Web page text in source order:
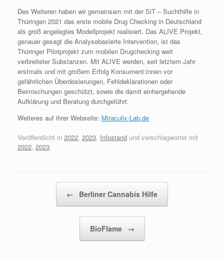
Des Weiteren haben wir gemeinsam mit der SiT – Suchthilfe in
Thüringen 2021 das erste mobile Drug Checking in Deutschland
als groß angelegtes Modellprojekt realisiert. Das ALIVE Projekt,
genauer gesagt die Analysebasierte Intervention, ist das
Thüringer Pilotprojekt zum mobilen Drugchecking weit
verbreiteter Substanzen. Mit ALIVE werden, seit letztem Jahr
erstmals und mit großem Erfolg Konsument:innen vor
gefährlichen Überdosierungen, Fehldeklarationen oder
Beimischungen geschützt, sowie die damit einhergehende
Aufklärung und Beratung durchgeführt.
Weiteres auf ihrer Webseite: Miraculix-Lab.de
Veröffentlicht in 2022, 2023, Infostand und verschlagwortet mit
2022, 2023.
← Berliner Cannabis Hilfe
BioFlame →